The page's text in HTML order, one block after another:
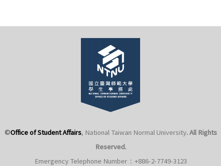
©Office of Student Affairs, National Taiwan Normal University. All Rights
Reserved.
Emergency Telephone Number：+886-2-7749-3123